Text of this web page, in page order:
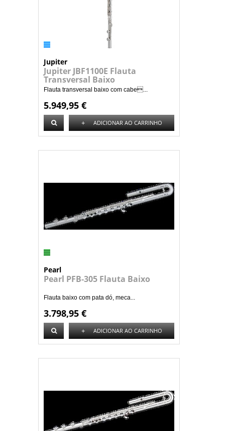
Jupiter
Jupiter JBF1100E Flauta
Transversal Baixo
Flauta transversal baixo com cabe...
5.949,95 €
+ ADICIONAR AO CARRINHO
Pearl
Pearl PFB-305 Flauta Baixo
Flauta baixo com pata dó, meca...
3.798,95 €
+ ADICIONAR AO CARRINHO